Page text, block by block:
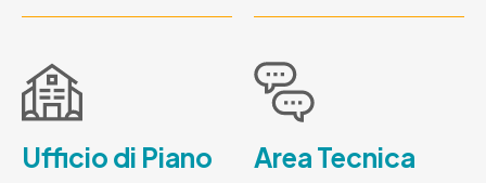
Ufficio di Piano Area Tecnica